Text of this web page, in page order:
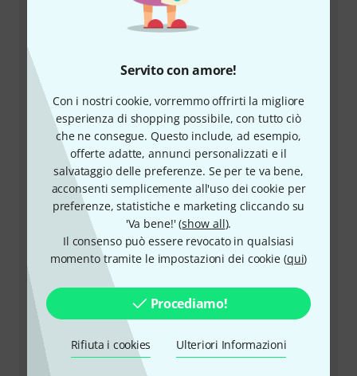
Servito con amore!
Con i nostri cookie, vorremmo offrirti la migliore
esperienza di shopping possibile, con tutto ciò
che ne consegue. Questo include, ad esempio,
offerte adatte, annunci personalizzati e il
salvataggio delle preferenze. Se per te va bene,
acconsenti semplicemente all'uso dei cookie per
preferenze, statistiche e marketing cliccando su
'Va bene!' (show all).
Il consenso può essere revocato in qualsiasi
momento tramite le impostazioni dei cookie (qui)
Procediamo!
Rifiuta i cookies Ulteriori Informazioni
Il nostro servizio clienti è a disposizione in caso di
domande o problemi dopo l'acquisto.
Prepara il tuo numero cliente
Orari di apertura (CEST - Ora legale
dell'Europa centrale)
Utilizza il servizio di richiamata
Altre opzioni di contatto
Restituire un prodotto